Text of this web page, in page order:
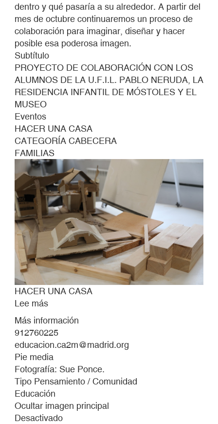
dentro y qué pasaría a su alrededor. A partir del
mes de octubre continuaremos un proceso de
colaboración para imaginar, diseñar y hacer
posible esa poderosa imagen.
Subtítulo
PROYECTO DE COLABORACIÓN CON LOS
ALUMNOS DE LA U.F.I.L. PABLO NERUDA, LA
RESIDENCIA INFANTIL DE MÓSTOLES Y EL
MUSEO
Eventos
HACER UNA CASA
CATEGORÍA CABECERA
FAMILIAS
HACER UNA CASA
Lee más
HACER
UNA
CASA
Más información
912760225
educacion.ca2m@madrid.org
Pie media
Fotografía: Sue Ponce.
Tipo Pensamiento / Comunidad
Educación
Ocultar imagen principal
Desactivado